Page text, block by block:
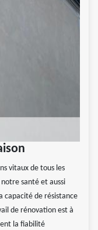
vitaux de tous les
santé et aussi
capacité de résistance
de rénovation est à
la fiabilité